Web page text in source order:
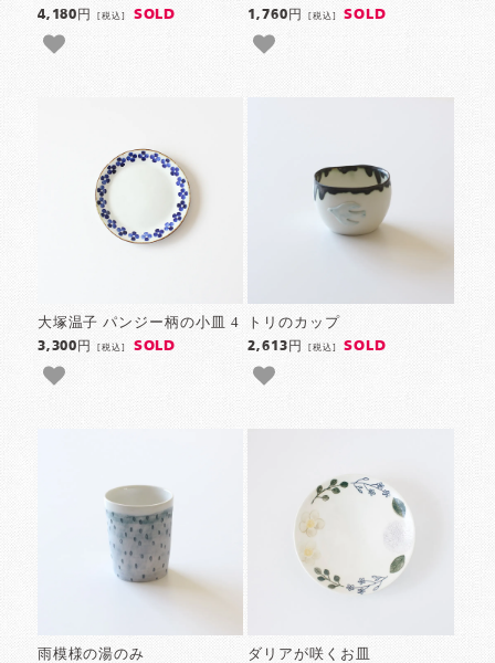
4,180円[税込] SOLD 1,760円 [税込] SOLD
大塚温子 パンジー柄の小皿 4
3,300円[税込] SOLD
トリのカップ
2,613円 [税込] SOLD
雨模様の湯のみ ダリアが咲くお皿